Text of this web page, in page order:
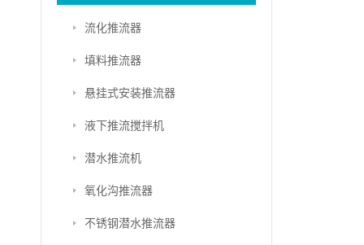
流化推流器
填料推流器
悬挂式安装推流器
液下推流搅拌机
潜水推流机
氧化沟推流器
不锈钢潜水推流器